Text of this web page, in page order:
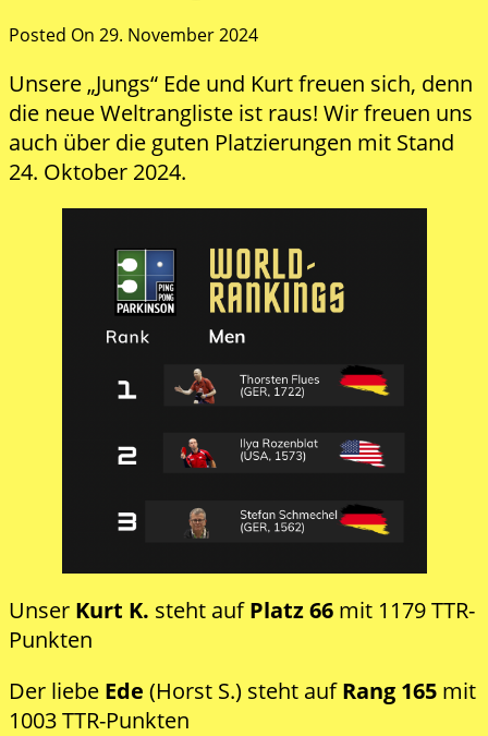
Posted On 29. November 2024
Unsere „Jungs“ Ede und Kurt freuen sich, denn
die neue Weltrangliste ist raus! Wir freuen uns
auch über die guten Platzierungen mit Stand
24. Oktober 2024.
Unser Kurt K. steht aufPlatz 66 mit 1179 TTR-
Punkten
Der liebe Ede (Horst S.) steht aufRang 165 mit
1003 TTR-Punkten